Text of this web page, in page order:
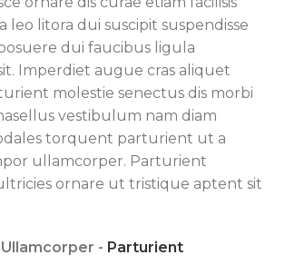
leo litora dui suscipit suspendisse
dui faucibus ligula
Imperdiet augue cras aliquet
molestie senectus dis morbi
vestibulum nam diam
torquent parturient ut a
ullamcorper. Parturient
ornare ut tristique aptent sit
- Parturient